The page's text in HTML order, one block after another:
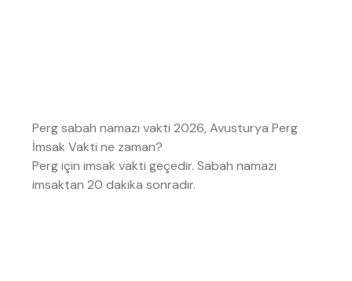
Perg sabah namazı vakti 2026, Avusturya Perg
İmsak Vakti ne zaman?
Perg için imsak vakti geçedir. Sabah namazı
imsaktan 20 dakika sonradır.